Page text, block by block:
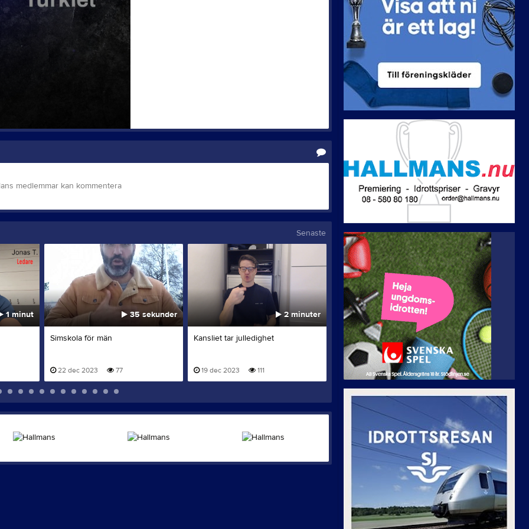
Valberedningen
Hephatadagen 2026
medlemmar kan kommentera
Senaste
1 minut 35 sekunder
Simskola för män
22 dec 2023 77
2 minuter
Kansliet tar julledighet
19 dec 2023 111
1 minut
Lucia 2023
4 dec 2023 69 28 aug 2023